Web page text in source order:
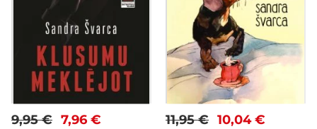
7,96 €
9,95 € 10,04 €
11,95 €